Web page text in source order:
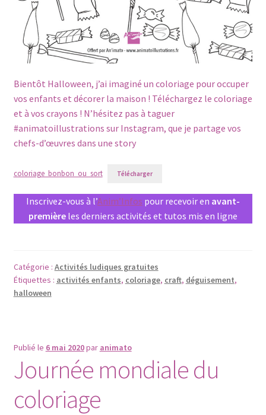
Bientôt Halloween, j’ai imaginé un coloriage pour occuper
vos enfants et décorer la maison ! Téléchargez le coloriage
et à vos crayons ! N’hésitez pas à taguer
#animatoillustrations sur Instagram, que je partage vos
chefs-d’œuvres dans une story
coloriage_bonbon_ou_sort Télécharger
Inscrivez-vous à l’Anim’Infos pour recevoir en avant-
première les derniers activités et tutos mis en ligne
Catégorie : Activités ludiques gratuites
Étiquettes : activités enfants, coloriage, craft, déguisement,
halloween
Publié le 6 mai 2020par animato
Journée mondiale du
coloriage